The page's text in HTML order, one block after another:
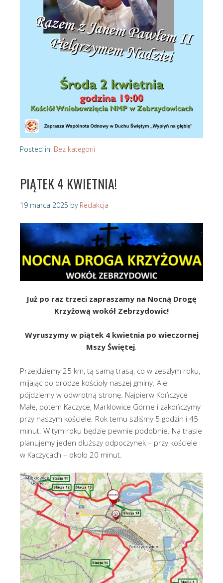
Posted in: Bez kategorii
PIĄTEK 4 KWIETNIA!
19 marca 2025 by Redakcja
Już po raz trzeci zapraszamy na Nocną Drogę
Krzyżową wokół Zebrzydowic!
Wyruszymy w piątek 4 kwietnia po wieczornej
Mszy Świętej.
Przejdziemy 25 km, tą samą trasą, co w zeszłym roku,
mijając po drodze kościoły naszej gminy. Ale
pójdziemy w odwrotną stronę. Najpierw Kończyce
Małe, potem Kaczyce, Marklowice Górne i zakończymy
przy naszym kościele. Rok temu szliśmy 5 godzin i 45
minut. W tym roku będzie pewnie podobnie. Na trasie
planujemy jeden dłuższy odpoczynek – przy kościele
w Kaczycach – około 20 minut.